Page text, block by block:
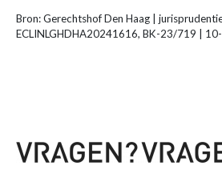
Bron: Gerechtshof Den Haag | jurisprudentie
ECLINLGHDHA20241616, BK-23/719 |